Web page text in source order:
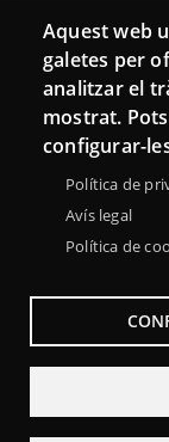
Connecta
Bustia de
Butlletins
Aquest web
galetes per
analitzar el
mostrat.
configurar-
Política de
Avís legal
Política de
Menu
Sobre la Xarxa